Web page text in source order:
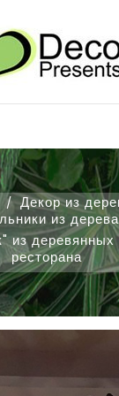
in to save
Отмена
Декор из
из дерева
из деревянных
ресторана